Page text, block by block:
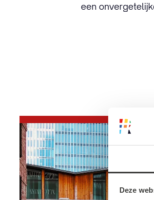
Deze
een